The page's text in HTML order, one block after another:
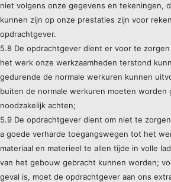
niet volgens onze gegevens en tekeningen,
kunnen zijn op onze prestaties zijn voor
opdrachtgever.
5.8 De opdrachtgever dient er voor te
het werk onze werkzaamheden terstond
gedurende de normale werkuren kunnen
buiten de normale werkuren moeten worden
noodzakelijk achten;
5.9 De opdrachtgever dient om niet te
a goede verharde toegangswegen tot het
materiaal en materieel te allen tijde in volle
van het gebouw gebracht kunnen worden;
geval is, moet de opdrachtgever aan ons